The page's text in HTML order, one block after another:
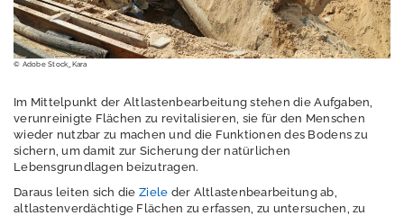
DATUS
kte
Arbeitshilfen und
Publikationen
© Adobe Stock_Kara
Im Mittelpunkt der Altlastenbearbeitung stehen die Aufgaben,
verunreinigte Flächen zu revitalisieren, sie für den Menschen
wieder nutzbar zu machen und die Funktionen des Bodens zu
sichern, um damit zur Sicherung der natürlichen
Lebensgrundlagen beizutragen.
Daraus leiten sich die Ziele der Altlastenbearbeitung ab,
altlastenverdächtige Flächen zu erfassen, zu untersuchen, zu